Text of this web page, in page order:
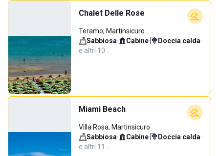
Chalet Delle Rose
Teramo, Martinsicuro
Sabbiosa· Cabine· Doccia calda·
e altri 10…
Miami Beach
Villa Rosa, Martinsicuro
Sabbiosa· Cabine· Doccia calda·
e altri 11…